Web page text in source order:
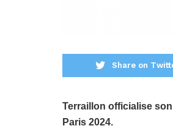
Share on
Terraillon officialise
Paris 2024.